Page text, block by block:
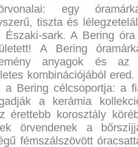
egy
tiszta és
sark. A Bering óra
A Bering
anyagok és az
kombinációjából
a Bering célcsoportja: a
a kerámia
érettebb korosztály
örvendenek a
fémszálszövött